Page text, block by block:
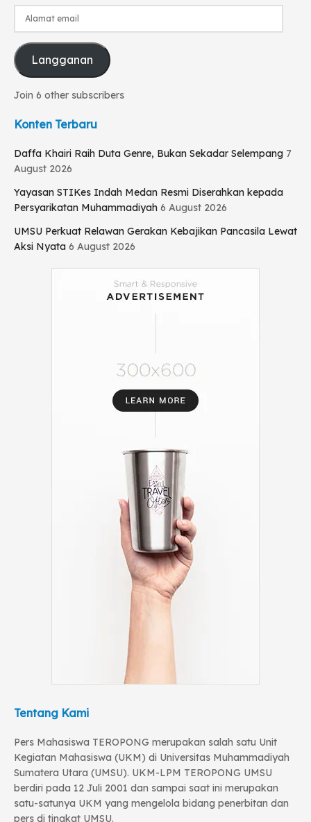
Alamat
Langganan
Join 6 other subscribers
Konten Terbaru
Daffa Khairi Raih Duta Genre, Bukan Sekadar Selempang 7
August 2026
Yayasan STIKes Indah Medan Resmi Diserahkan kepada
Persyarikatan Muhammadiyah 6 August 2026
UMSU Perkuat Relawan Gerakan Kebajikan Pancasila Lewat
Aksi Nyata 6 August 2026
Tentang Kami
Pers Mahasiswa TEROPONG merupakan salah satu Unit
Kegiatan Mahasiswa (UKM) di Universitas Muhammadiyah
Sumatera Utara (UMSU). UKM-LPM TEROPONG UMSU
berdiri pada 12 Juli 2001 dan sampai saat ini merupakan
satu-satunya UKM yang mengelola bidang penerbitan dan
pers di tingkat UMSU.